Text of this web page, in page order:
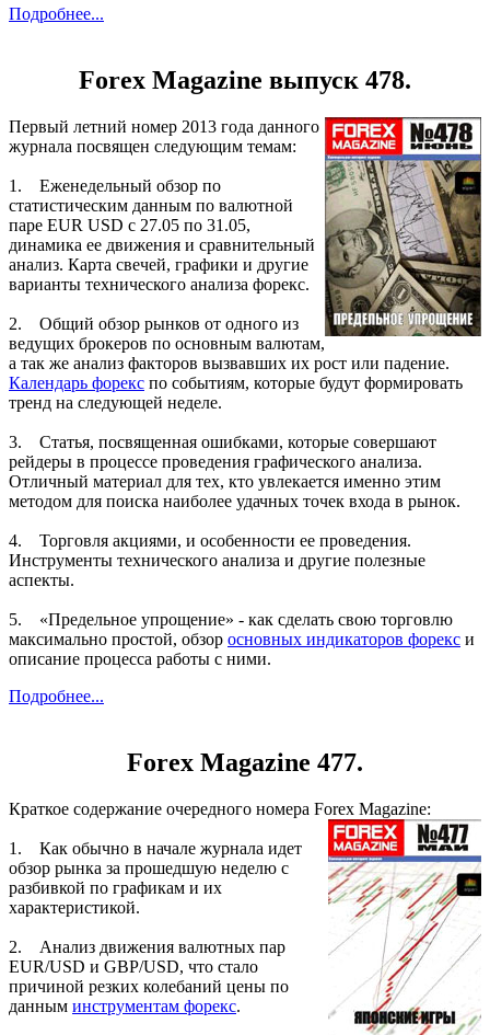
Подробнее...
Forex Magazine выпуск 478.
Первый летний номер 2013 года данного
журнала посвящен следующим темам:
1. Еженедельный обзор по
статистическим данным по валютной
паре EUR USD с 27.05 по 31.05,
динамика ее движения и сравнительный
анализ. Карта свечей, графики и другие
варианты технического анализа форекс.
2. Общий обзор рынков от одного из
ведущих брокеров по основным валютам,
а так же анализ факторов вызвавших их рост или падение.
Календарь форекс по событиям, которые будут формировать
тренд на следующей неделе.
3. Статья, посвященная ошибками, которые совершают
рейдеры в процессе проведения графического анализа.
Отличный материал для тех, кто увлекается именно этим
методом для поиска наиболее удачных точек входа в рынок.
4. Торговля акциями, и особенности ее проведения.
Инструменты технического анализа и другие полезные
аспекты.
5. «Предельное упрощение» - как сделать свою торговлю
максимально простой, обзор основных индикаторов форекс и
описание процесса работы с ними.
Подробнее...
Forex Magazine 477.
Краткое содержание очередного номера Forex Magazine:
1. Как обычно в начале журнала идет
обзор рынка за прошедшую неделю с
разбивкой по графикам и их
характеристикой.
2. Анализ движения валютных пар
EUR/USD и GBP/USD, что стало
причиной резких колебаний цены по
данным инструментам форекс.